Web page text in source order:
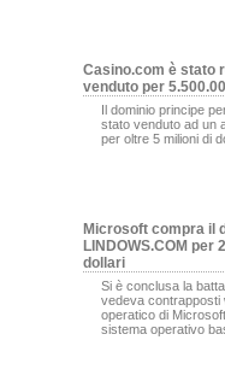
Casino.com è stato
venduto per
Il dominio principe
stato venduto ad un
per oltre 5 milioni di
Microsoft compra il
LINDOWS.COM per
dollari
Si è conclusa la
vedeva contrapposti
operatico di
sistema operativo